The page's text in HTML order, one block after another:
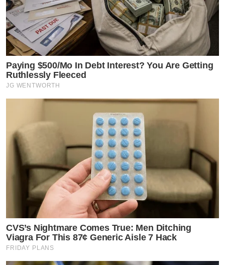
Paying $500/Mo In Debt Interest? You Are Getting
Ruthlessly Fleeced
JG WENTWORTH
CVS’s Nightmare Comes True: Men Ditching
Viagra For This 87¢ Generic Aisle 7 Hack
FRIDAY PLANS